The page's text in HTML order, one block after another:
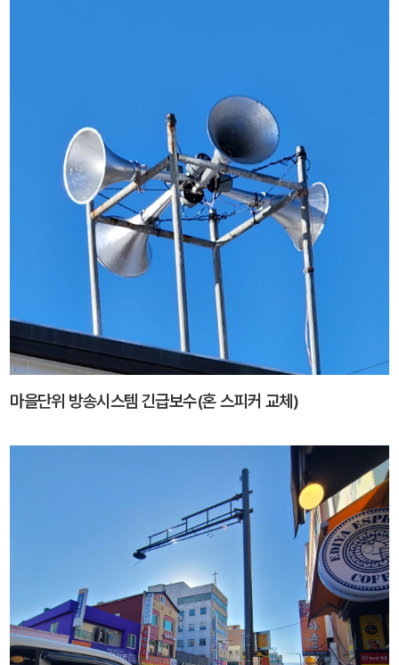
마을단위 방송시스템 긴급보수(혼 스피커 교체)